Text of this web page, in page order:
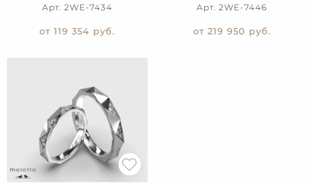
Арт. 2WE-7434
от 119 354 руб.
Арт. 2WE-7446
от 219 950 руб.